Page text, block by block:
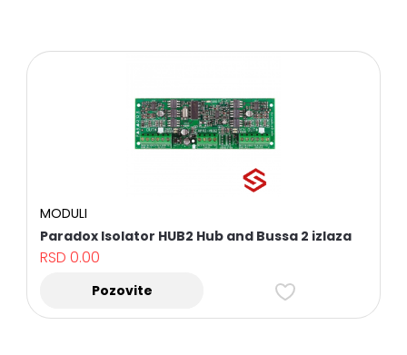
MODULI
Paradox Isolator HUB2 Hub and Bussa 2 izlaza
RSD0.00
Pozovite